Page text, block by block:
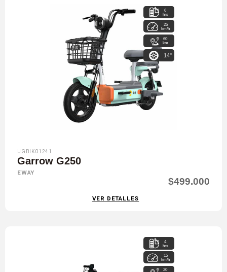
6
hrs
25
km/h
60
km
14"
UGBIK01241
Garrow G250
EWAY
$499.000
VER DETALLES
4
hrs
15
km/h
20